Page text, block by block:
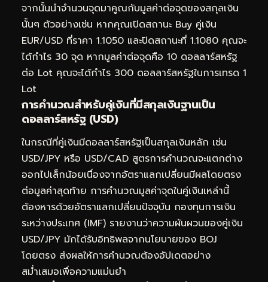
จากนั้นนำจำนวนจุดมาคูณกับมูลค่าต่อจุดของสกุลเงิน
นั้นๆ ตัวอย่างเช่น หากคุณเปิดสถานะ Buy คู่เงิน
EUR/USD ที่ราคา 1.1050 และปิดสถานะที่ 1.1080 คุณจะ
ได้กำไร 30 จุด หากมูลค่าต่อจุดคือ 10 ดอลลาร์สหรัฐ
ต่อ Lot คุณจะได้กำไร 300 ดอลลาร์สหรัฐในการเทรด 1
Lot
การคำนวณสำหรับคู่เงินที่มีสกุลเงินฐานเป็น
ดอลลาร์สหรัฐ (USD)
ในกรณีที่คู่เงินมีดอลลาร์สหรัฐเป็นสกุลเงินหลัก เช่น
USD/JPY หรือ USD/CAD สูตรการคำนวณจะแตกต่าง
ออกไปเล็กน้อยเนื่องจากอัตราแลกเปลี่ยนมีผลโดยตรง
ต่อมูลค่าสุดท้าย การคำนวณมูลค่าจุดในคู่เงินเหล่านี้
ต้องหารด้วยอัตราแลกเปลี่ยนปัจจุบัน กองทุนการเงิน
ระหว่างประเทศ (IMF) รายงานว่าความผันผวนของคู่เงิน
USD/JPY มักได้รับอิทธิพลจากนโยบายของ BOJ
โดยตรง ส่งผลให้การคำนวณต้องอัปเดตอย่าง
สม่ำเสมอเพื่อความแม่นยำ